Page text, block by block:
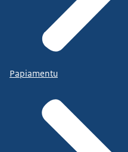
Papiamentu